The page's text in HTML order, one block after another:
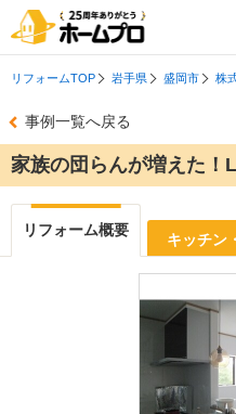
リフォームTOP 岩手県 盛岡市 株
事例一覧へ戻る
家族の団らんが増えた！
リフォーム概要
キッチン